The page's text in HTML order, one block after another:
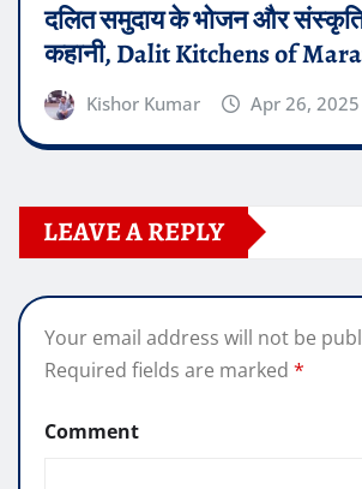
दलित समुदाय के भोजन और
कहानी, Dalit Kitchens of
Kishor Kumar Apr 26, 2025
LEAVE A REPLY
Your email address will not be
Required fields are marked *
Comment